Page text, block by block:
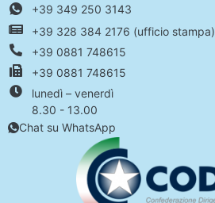
+39 349 250 3143
+39 328 384 2176 (ufficio stampa)
+39 0881 748615
+39 0881 748615
lunedì – venerdì
8.30 - 13.00
Chat su WhatsApp